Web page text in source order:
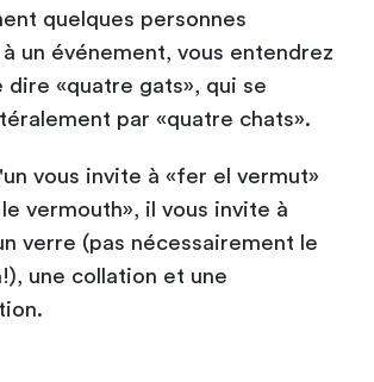
quelques personnes
un événement, vous entendrez
«quatre gats», qui se
par «quatre chats».
vous invite à «fer el vermut»
vermouth», il vous invite à
verre (pas nécessairement le
une collation et une